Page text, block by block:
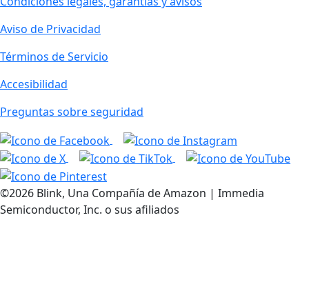
Aviso de Privacidad
Términos de Servicio
Accesibilidad
Preguntas sobre seguridad
©2026 Blink, Una Compañía de Amazon | Immedia
Semiconductor, Inc. o sus afiliados